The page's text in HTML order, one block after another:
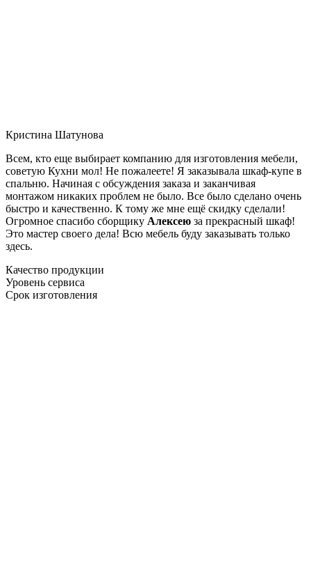
Кристина Шатунова
Всем, кто еще выбирает компанию для изготовления мебели,
советую Кухни мол! Не пожалеете! Я заказывала шкаф-купе в
спальню. Начиная с обсуждения заказа и заканчивая
монтажом никаких проблем не было. Все было сделано очень
быстро и качественно. К тому же мне ещё скидку сделали!
Огромное спасибо сборщику Алексею за прекрасный шкаф!
Это мастер своего дела! Всю мебель буду заказывать только
здесь.
Качество продукции
Уровень сервиса
Срок изготовления